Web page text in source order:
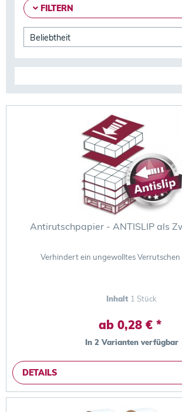
FILTERN
Antirutschpapier - ANTISLIP als
Verhindert ein ungewolltes
Inhalt 1 Stück
ab 0,28 € *
In 2 Varianten verfügbar
DETAILS